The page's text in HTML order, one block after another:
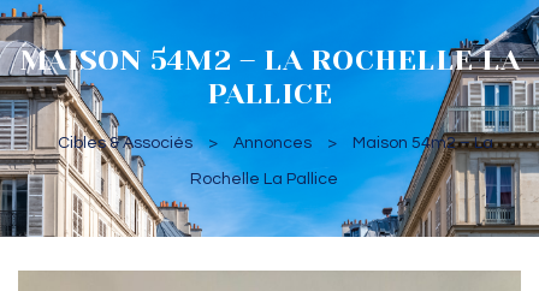
MAISON 54M2 – LA ROCHELLE LA
PALLICE
Cibles & Associés > Annonces > Maison 54m2 – La
Rochelle La Pallice